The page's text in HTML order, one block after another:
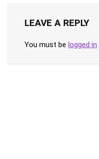
LEAVE A REPLY
You must be logged in